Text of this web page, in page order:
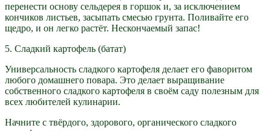
перенести основу сельдерея в горшок и, за исключением
кончиков листьев, засыпать смесью грунта. Поливайте его
щедро, и он легко растёт. Нескончаемый запас!
5. Сладкий картофель (батат)
Универсальность сладкого картофеля делает его фаворитом
любого домашнего повара. Это делает выращивание
собственного сладкого картофеля в своём саду полезным для
всех любителей кулинарии.
Начните с твёрдого, здорового, органического сладкого